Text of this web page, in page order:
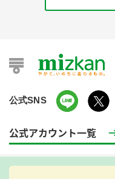
公式SNS
公式アカウント一覧